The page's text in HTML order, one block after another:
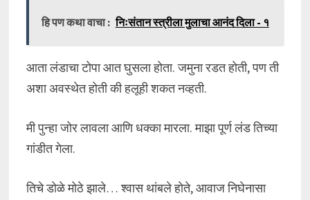
हि पण कथा वाचा : निःसंतान स्त्रीला मुलाचा आनंद दिला - १
आता लंडाचा टोपा आत घुसला होता. जमुना रडत होती, पण ती
अशा अवस्थेत होती की हलूही शकत नव्हती.
मी पुन्हा जोर लावला आणि धक्का मारला. माझा पूर्ण लंड तिच्या
गांडीत गेला.
तिचे डोळे मोठे झाले… श्वास थांबले होते, आवाज निघेनासा